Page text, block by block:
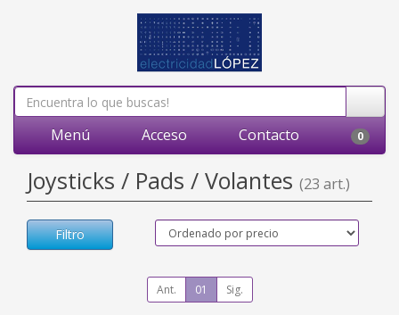
Menú Acceso Contacto 0
Joysticks / Pads / Volantes (23 art.)
Filtro
Ant. 01 Sig.